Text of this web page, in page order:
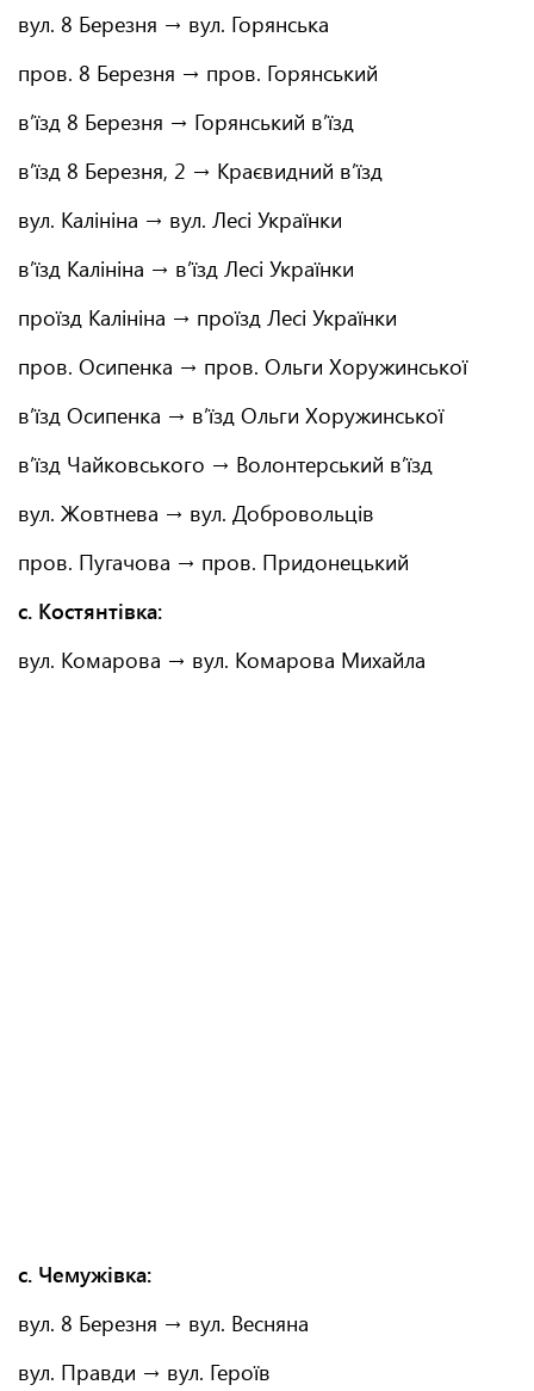
вул. 8 Березня → вул. Горянська
пров. 8 Березня → пров. Горянський
в’їзд 8 Березня → Горянський в’їзд
в’їзд 8 Березня, 2 → Краєвидний в’їзд
вул. Калініна → вул. Лесі Українки
в’їзд Калініна → в’їзд Лесі Українки
проїзд Калініна → проїзд Лесі Українки
пров. Осипенка → пров. Ольги Хоружинської
в’їзд Осипенка → в’їзд Ольги Хоружинської
в’їзд Чайковського → Волонтерський в’їзд
вул. Жовтнева → вул. Добровольців
пров. Пугачова → пров. Придонецький
с. Костянтівка:
вул. Комарова → вул. Комарова Михайла
с. Чемужівка:
вул. 8 Березня → вул. Весняна
вул. Правди → вул. Героїв